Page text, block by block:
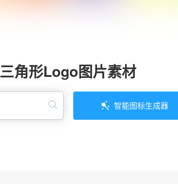
LOGO生成器
LOGO模板
三角形Logo图片素材
智能图标生成器